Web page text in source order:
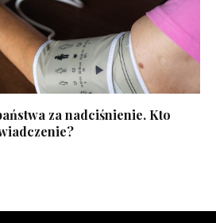
za nadciśnienie. Kto